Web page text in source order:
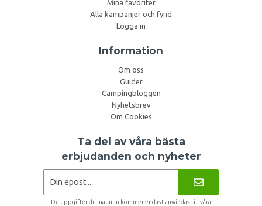
Mina favoriter
Alla kampanjer och fynd
Logga in
Information
Om oss
Guider
Campingbloggen
Nyhetsbrev
Om Cookies
Ta del av våra bästa
erbjudanden och nyheter
De uppgifter du matar in kommer endast användas till våra